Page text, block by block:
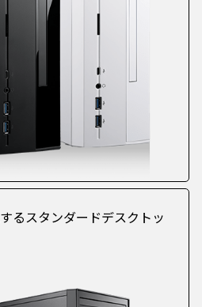
るスタンダードデスクトッ